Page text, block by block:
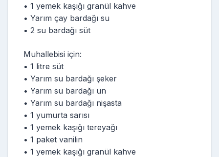
• 1 yemek kaşığı granül kahve
• Yarım çay bardağı su
• 2 su bardağı süt
Muhallebisi için:
• 1 litre süt
• Yarım su bardağı şeker
• Yarım su bardağı un
• Yarım su bardağı nişasta
• 1 yumurta sarısı
• 1 yemek kaşığı tereyağı
• 1 paket vanilin
• 1 yemek kaşığı granül kahve